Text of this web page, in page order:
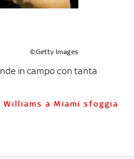
©Getty Images
in campo con tanta